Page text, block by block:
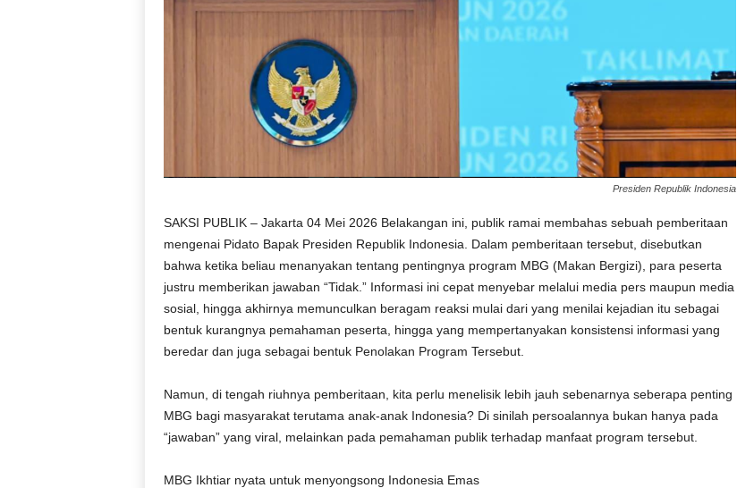
Presiden Republik Indonesia
SAKSI PUBLIK – Jakarta 04 Mei 2026 Belakangan ini, publik ramai membahas sebuah pemberitaan
mengenai Pidato Bapak Presiden Republik Indonesia. Dalam pemberitaan tersebut, disebutkan
bahwa ketika beliau menanyakan tentang pentingnya program MBG (Makan Bergizi), para peserta
justru memberikan jawaban “Tidak.” Informasi ini cepat menyebar melalui media pers maupun media
sosial, hingga akhirnya memunculkan beragam reaksi mulai dari yang menilai kejadian itu sebagai
bentuk kurangnya pemahaman peserta, hingga yang mempertanyakan konsistensi informasi yang
beredar dan juga sebagai bentuk Penolakan Program Tersebut.
Namun, di tengah riuhnya pemberitaan, kita perlu menelisik lebih jauh sebenarnya seberapa penting
MBG bagi masyarakat terutama anak-anak Indonesia? Di sinilah persoalannya bukan hanya pada
“jawaban” yang viral, melainkan pada pemahaman publik terhadap manfaat program tersebut.
MBG Ikhtiar nyata untuk menyongsong Indonesia Emas